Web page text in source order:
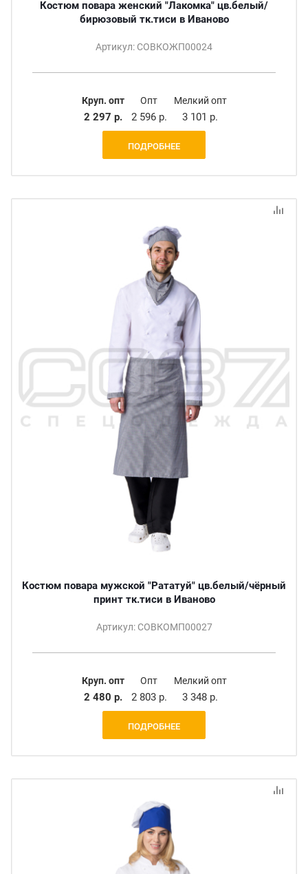
Костюм повара женский "Лакомка" цв.белый/
бирюзовый тк.тиси в Иваново
Артикул: СОВКОЖП00024
Круп. опт
2 297 р.
Опт
2 596 р.
Мелкий опт
3 101 р.
ПОДРОБНЕЕ
Костюм повара мужской "Рататуй" цв.белый/чёрный
принт тк.тиси в Иваново
Артикул: СОВКОМП00027
Круп. опт
2 480 р.
Опт
2 803 р.
Мелкий опт
3 348 р.
ПОДРОБНЕЕ